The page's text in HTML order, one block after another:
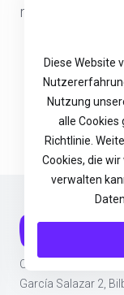
rendimiento
tus
Ohz Digital SL -
García Salazar 2,
Diese Website
Nutzung
alle Cookies
Richtlinie.
Cookies, die
verwalten